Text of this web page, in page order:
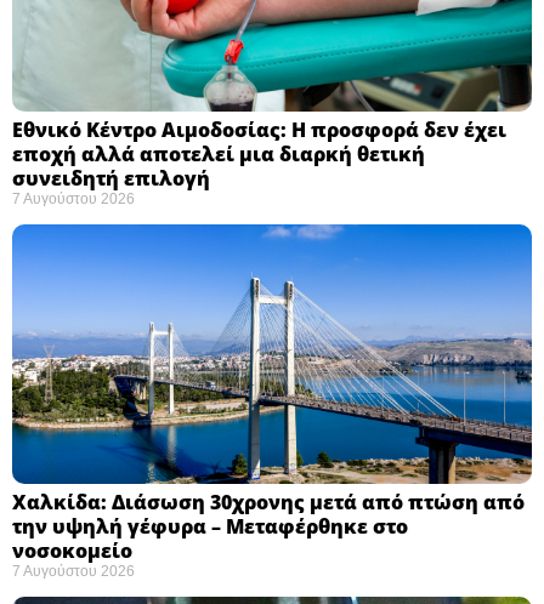
Εθνικό Κέντρο Αιμοδοσίας: H προσφορά δεν έχει
εποχή αλλά αποτελεί μια διαρκή θετική
συνειδητή επιλογή ​
7 Αυγούστου 2026
Χαλκίδα: Διάσωση 30χρονης μετά από πτώση από
την υψηλή γέφυρα – Μεταφέρθηκε στο
νοσοκομείο ​
7 Αυγούστου 2026